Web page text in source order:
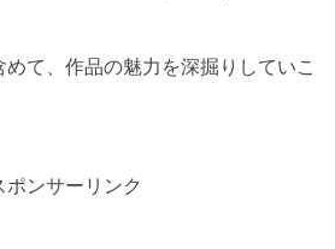
て、作品の魅力を深掘りしていこ
ポンサーリンク